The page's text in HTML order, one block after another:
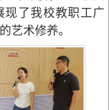
现了我校教职工广
艺术修养。